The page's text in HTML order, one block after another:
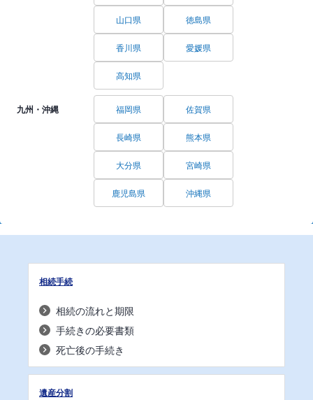
山口県 徳島県
香川県 愛媛県
高知県
九州・沖縄 福岡県 佐賀県
長崎県 熊本県
大分県 宮崎県
鹿児島県 沖縄県
相続手続
相続の流れと期限
手続きの必要書類
死亡後の手続き
遺産分割